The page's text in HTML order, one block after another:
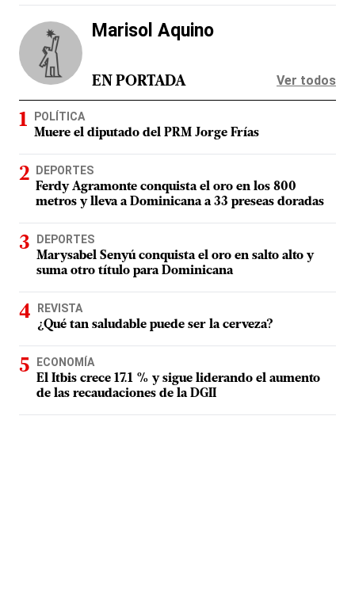
Marisol Aquino
EN PORTADA Ver todos
POLÍTICA
Muere el diputado del PRM Jorge Frías
DEPORTES
Ferdy Agramonte conquista el oro en los 800
metros y lleva a Dominicana a 33 preseas doradas
DEPORTES
Marysabel Senyú conquista el oro en salto alto y
suma otro título para Dominicana
REVISTA
¿Qué tan saludable puede ser la cerveza?
ECONOMÍA
El Itbis crece 17.1 % y sigue liderando el aumento
de las recaudaciones de la DGII